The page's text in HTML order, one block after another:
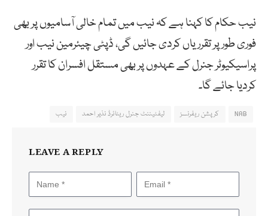
نیب حکام کا کہنا ہے کہ نیب میں تمام خالی آسامیوں پر بھی
فوری طور پر تقرریاں کردی جائیں گی، ڈپٹی چیئرمین نیب اور
پراسیکیوٹر جنرل کے عہدوں پر بھی مستقل افسران کا تقرر
کردیا جائے گا۔
NAB کرپشن ریفرنسز لیفٹیننٹ جنرل ریٹائرڈ نذیر احمد نیب
LEAVE A REPLY